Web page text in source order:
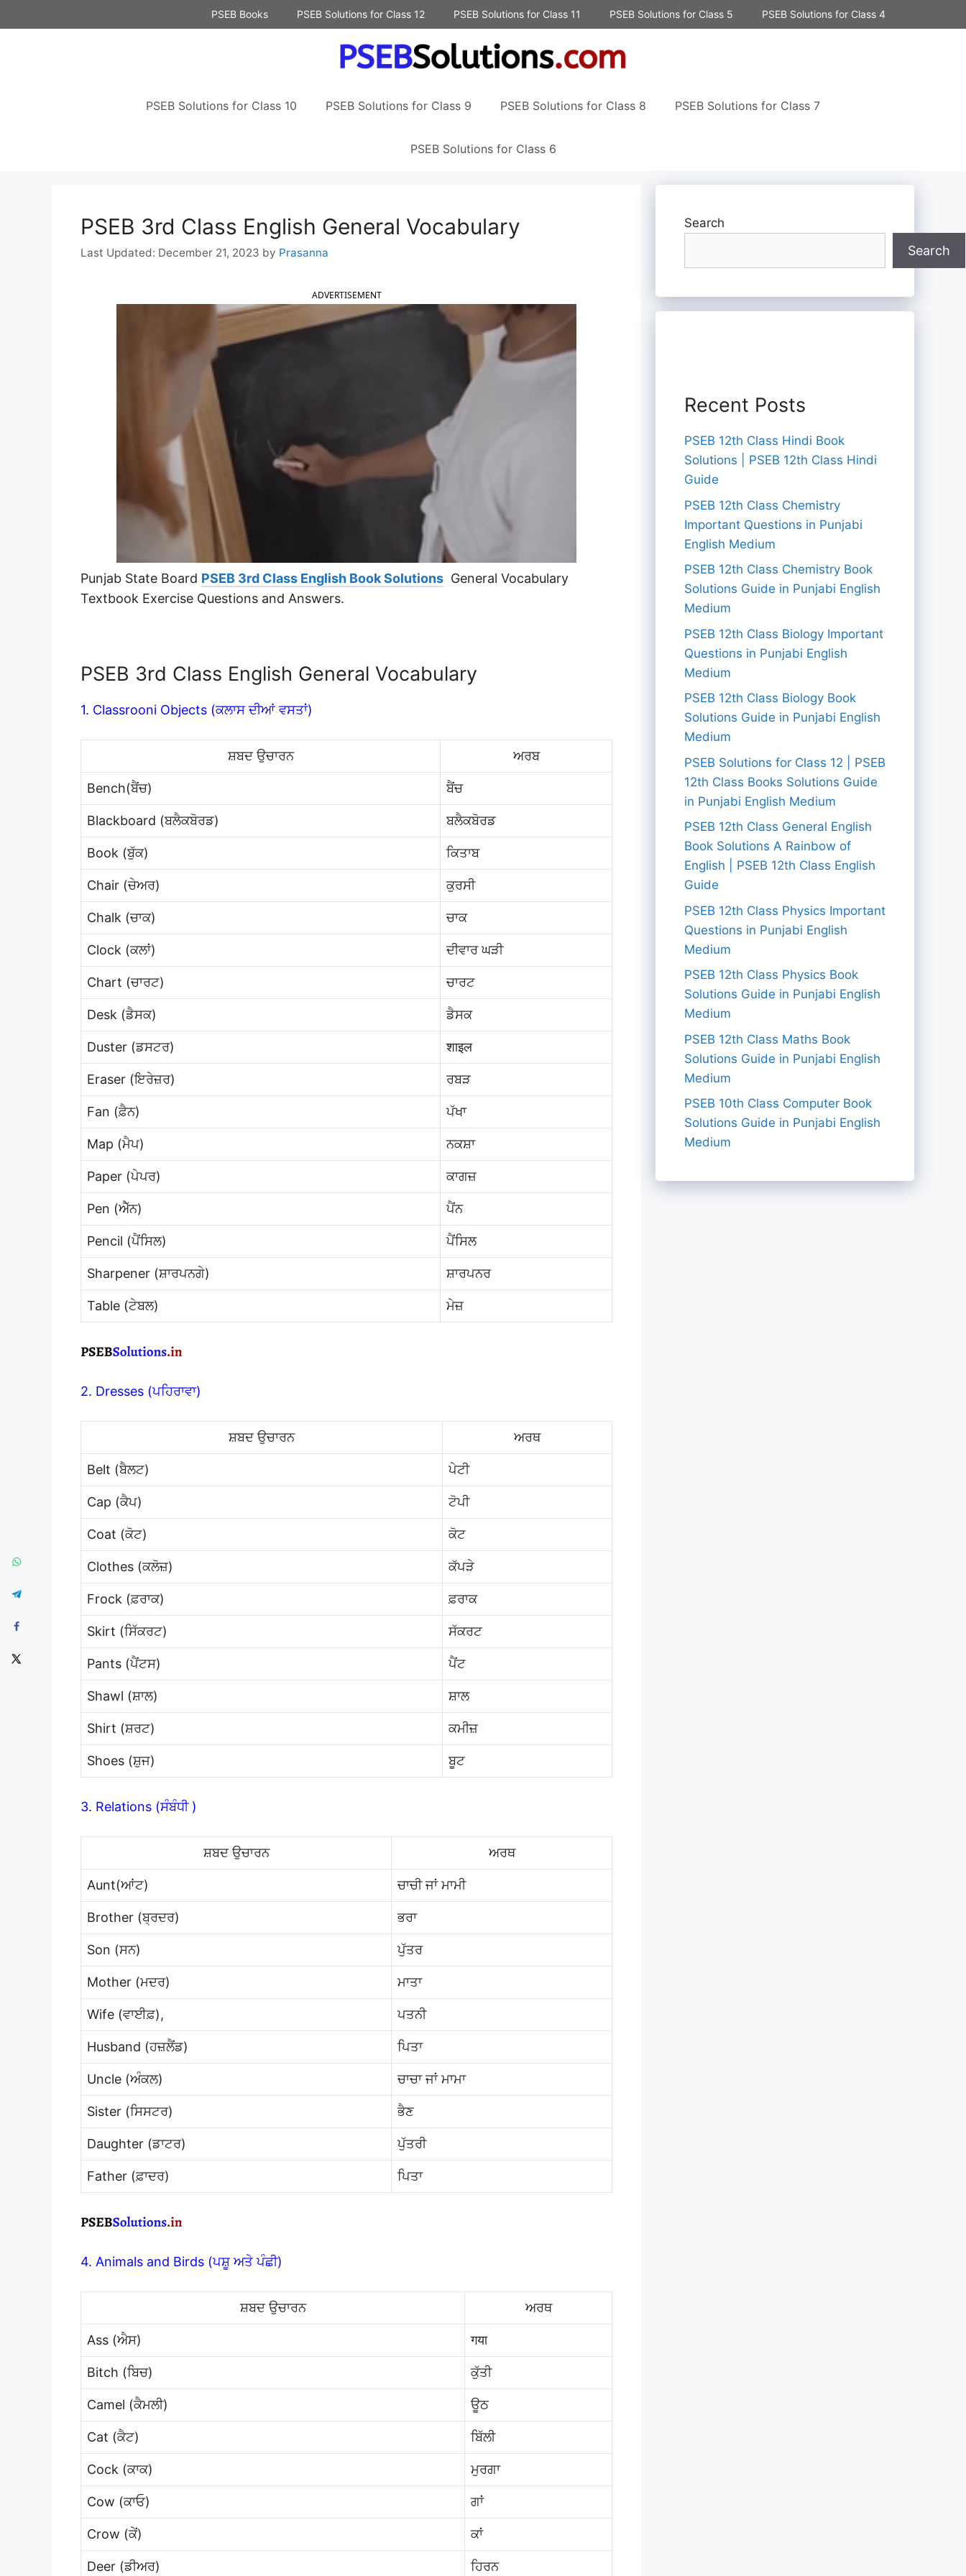
to
PSEB Books PSEB Solutions for Class 12 PSEB Solutions for Class 11 PSEB Solutions for Class 5 PSEB Solutions for Class 4
PSEB Solutions for Class 10 PSEB Solutions for Class 9 PSEB Solutions for Class 8 PSEB Solutions for Class 7
PSEB Solutions for Class 6
PSEB 3rd Class English General Vocabulary
December 21, 2023 by Prasanna
ADVERTISEMENT
Punjab State Board PSEB 3rd Class English Book Solutions General Vocabulary
Textbook Exercise Questions and Answers.
PSEB 3rd Class English General Vocabulary
1. Classrooni Objects (ਕਲਾਸ ਦੀਆਂ ਵਸਤਾਂ)
ਸ਼ਬਦ ਉਚਾਰਨ ਅਰਬ
Bench(ਬੈਂਚ) ਬੈਂਚ
Blackboard (ਬਲੈਕਬੋਰਡ) ਬਲੈਕਬੋਰਡ
Book (ਬੁੱਕ) ਕਿਤਾਬ
Chair (ਚੇਅਰ) ਕੁਰਸੀ
Chalk (ਚਾਕ) ਚਾਕ
Clock (ਕਲਾਂ) ਦੀਵਾਰ ਘੜੀ
Chart (ਚਾਰਟ) ਚਾਰਟ
Desk (ਡੈਸਕ) ਡੈਸਕ
Duster (ਡਸਟਰ) शाइल
Eraser (ਇਰੇਜ਼ਰ) ਰਬੜ
Fan (ਫ਼ੈਨ) ਪੱਖਾ
Map (ਮੈਪ) ਨਕਸ਼ਾ
Paper (ਪੇਪਰ) ਕਾਗਜ਼
Pen (ਐੱਨ) ਪੈਂਨ
Pencil (ਪੈਂਸਿਲ) ਪੈਂਸਿਲ
Sharpener (ਸ਼ਾਰਪਨਗੇ) ਸ਼ਾਰਪਨਰ
Table (ਟੇਬਲ) ਮੇਜ਼
2. Dresses (ਪਹਿਰਾਵਾ)
ਸ਼ਬਦ ਉਚਾਰਨ ਅਰਥ
Belt (ਬੈਲਟ) ਪੇਟੀ
Cap (ਕੈਪ) ਟੋਪੀ
Coat (ਕੋਟ) ਕੋਟ
Clothes (ਕਲੋਜ਼) ਕੱਪੜੇ
Frock (ਫ਼ਰਾਕ) ਫ਼ਰਾਕ
Skirt (ਸਿੱਕਰਟ) ਸੱਕਰਟ
Pants (ਪੈਂਟਸ) ਪੈਂਟ
Shawl (ਸ਼ਾਲ) ਸ਼ਾਲ
Shirt (ਸ਼ਰਟ) ਕਮੀਜ਼
Shoes (ਸ਼ੁਜ) ਬੂਟ
3. Relations (ਸੰਬੰਧੀ )
ਸ਼ਬਦ ਉਚਾਰਨ ਅਰਥ
Aunt(ਆਂਟ) ਚਾਚੀ ਜਾਂ ਮਾਮੀ
Brother (ਬ੍ਰਦਰ) ਭਰਾ
Son (ਸਨ) ਪੁੱਤਰ
Mother (ਮਦਰ) ਮਾਤਾ
Wife (ਵਾਈਫ਼), ਪਤਨੀ
Husband (ਹਜ਼ਲੈਂਡ) ਪਿਤਾ
Uncle (ਅੰਕਲ) ਚਾਚਾ ਜਾਂ ਮਾਮਾ
Sister (ਸਿਸਟਰ) ਭੈਣ
Daughter (ਡਾਟਰ) ਪੁੱਤਰੀ
Father (ਫ਼ਾਦਰ) ਪਿਤਾ
4. Animals and Birds (ਪਸ਼ੂ ਅਤੇ ਪੰਛੀ)
ਸ਼ਬਦ ਉਚਾਰਨ ਅਰਥ
Ass (ਐਸ) गया
Bitch (ਬਿਚ) ਕੁੱਤੀ
Camel (ਕੈਮਲੀ) ਊਠ
Cat (ਕੈਟ) ਬਿੱਲੀ
Cock (ਕਾਕ) ਮੁਰਗਾ
Cow (ਕਾਓ) ਗਾਂ
Crow (ਕੇਂ) ਕਾਂ
Deer (ਡੀਅਰ) ਹਿਰਨ
Search
Search
Recent Posts
PSEB 12th Class Hindi Book
Solutions | PSEB 12th Class Hindi
Guide
PSEB 12th Class Chemistry
Important Questions in Punjabi
English Medium
PSEB 12th Class Chemistry Book
Solutions Guide in Punjabi English
Medium
PSEB 12th Class Biology Important
Questions in Punjabi English
Medium
PSEB 12th Class Biology Book
Solutions Guide in Punjabi English
Medium
PSEB Solutions for Class 12 | PSEB
12th Class Books Solutions Guide
in Punjabi English Medium
PSEB 12th Class General English
Book Solutions A Rainbow of
English | PSEB 12th Class English
Guide
PSEB 12th Class Physics Important
Questions in Punjabi English
Medium
PSEB 12th Class Physics Book
Solutions Guide in Punjabi English
Medium
PSEB 12th Class Maths Book
Solutions Guide in Punjabi English
Medium
PSEB 10th Class Computer Book
Solutions Guide in Punjabi English
Medium